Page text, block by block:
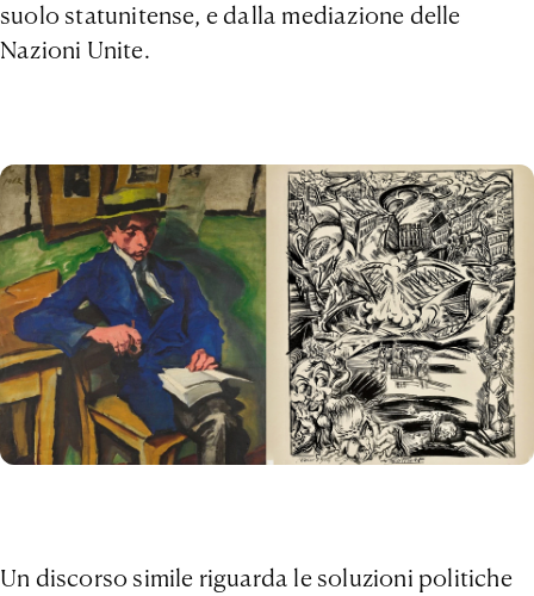
suolo statunitense, e dalla mediazione delle
Nazioni Unite.
Un discorso simile riguarda le soluzioni politiche